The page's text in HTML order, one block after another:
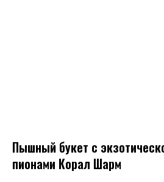
Пышный букет с
пионами Корал Шарм